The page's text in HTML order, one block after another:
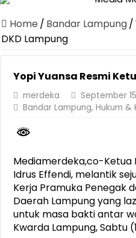
Canangkan Desa TAPIS dan
Pemprov Lampung Berhasil
Dirut Jasa Raharja Dampingi
Pastikan Pelayanan Maksimal,
Jasa Raharja Jamin Seluruh
Gubernur Mirza Ajak IAI Darul
Purnama Wulan Sari Mirza
Home / Bandar Lampung/
DKD Lampung
Yopi Yuansa Resmi
merdeka
September
Bandar Lampung,Hukum &
Mediamerdeka,co-Ketua
Idrus Effendi, melantik
Kerja Pramuka Penegak
Daerah Lampung yang
untuk masa bakti antar
Kwarda Lampung, Sabtu